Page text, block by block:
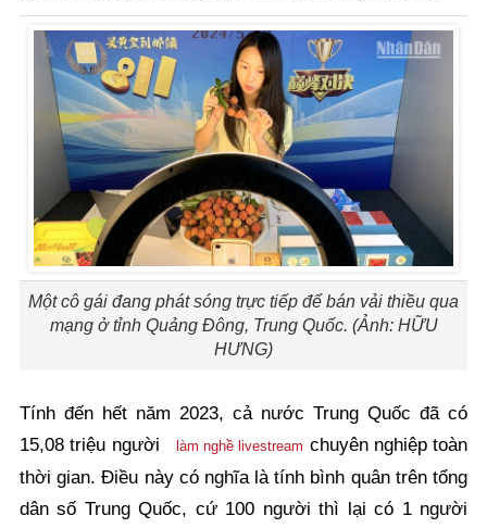
Một cô gái đang phát sóng trực tiếp để bán vải thiều qua
mạng ở tỉnh Quảng Đông, Trung Quốc. (Ảnh: HỮU
HƯNG)
Tính đến hết năm 2023, cả nước Trung Quốc đã có
15,08 triệu người
làm nghề livestream chuyên nghiệp toàn
thời gian. Điều này có nghĩa là tính bình quân trên tổng
dân số Trung Quốc, cứ 100 người thì lại có 1 người